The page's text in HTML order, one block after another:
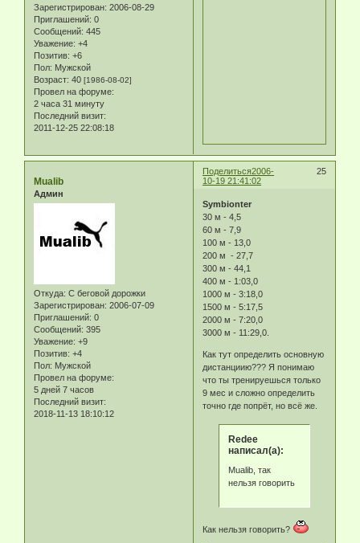
Зарегистрирован: 2006-08-29
Приглашений: 0
Сообщений: 445
Уважение: +4
Позитив: +6
Пол: Мужской
Возраст: 40 [1986-08-02]
Провел на форуме:
2 часа 31 минуту
Последний визит:
2011-12-25 22:08:18
Поделиться 25
2006-
10-19 21:41:02
Mualib
Админ
Откуда: С беговой дорожки
Зарегистрирован: 2006-07-09
Приглашений: 0
Сообщений: 395
Уважение: +9
Позитив: +4
Пол: Мужской
Провел на форуме:
5 дней 7 часов
Последний визит:
2018-11-13 18:10:12
Symbionter
30 м - 4,5
60 м - 7,9
100 м - 13,0
200 м - 27,7
300 м - 44,1
400 м - 1:03,0
1000 м - 3:18,0
1500 м - 5:17,5
2000 м - 7:20,0
3000 м - 11:29,0.
Как тут определить основную
дистанциию??? Я понимаю
что ты тренируешься только
9 мес и сложно определить
точно где попрёт, но всё же.
Redee
написал(а):
Mualib, так
нельзя говорить
Как нельзя говорить?